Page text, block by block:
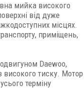
мийка високого
від дуже
місцях.
приміщень,
Daewoo,
високого тиску. Мотор
терміну